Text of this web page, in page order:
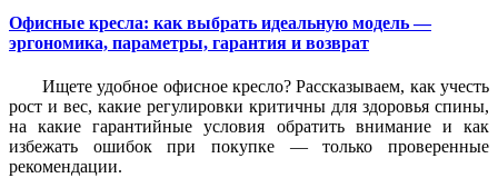
Офисные кресла: как выбрать идеальную модель —
эргономика, параметры, гарантия и возврат
Ищете удобное офисное кресло? Рассказываем, как учесть
рост и вес, какие регулировки критичны для здоровья спины,
на какие гарантийные условия обратить внимание и как
избежать ошибок при покупке — только проверенные
рекомендации.